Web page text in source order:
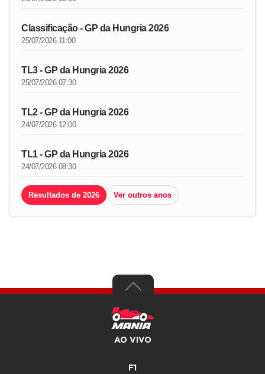
Classificação - GP da Hungria 2026
25/07/2026 11:00
TL3 - GP da Hungria 2026
25/07/2026 07:30
TL2 - GP da Hungria 2026
24/07/2026 12:00
TL1 - GP da Hungria 2026
24/07/2026 08:30
Resultados de 2026 Ver outros anos
AO VIVO
F1